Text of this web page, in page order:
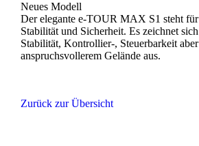
Neues Modell
Der elegante e-TOUR MAX S1 steht
Stabilität und Sicherheit. Es zeichnet
Stabilität, Kontrollier-, Steuerbarkeit
anspruchsvollerem Gelände aus.
Zurück zur Übersicht